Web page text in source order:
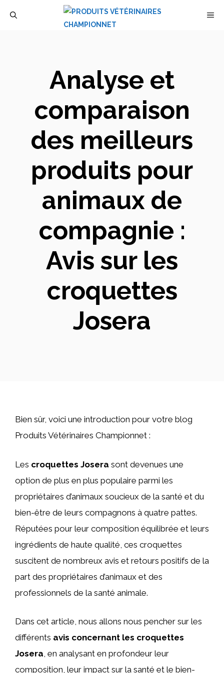
Analyse et
comparaison
des meilleurs
produits pour
animaux de
compagnie :
Avis sur les
croquettes
Josera
Bien sûr, voici une introduction pour votre blog
Produits Vétérinaires Championnet :
Les croquettes Josera sont devenues une
option de plus en plus populaire parmi les
propriétaires d’animaux soucieux de la santé et du
bien-être de leurs compagnons à quatre pattes.
Réputées pour leur composition équilibrée et leurs
ingrédients de haute qualité, ces croquettes
suscitent de nombreux avis et retours positifs de la
part des propriétaires d’animaux et des
professionnels de la santé animale.
Dans cet article, nous allons nous pencher sur les
différents avis concernant les croquettes
Josera, en analysant en profondeur leur
composition, leur impact sur la santé et le bien-